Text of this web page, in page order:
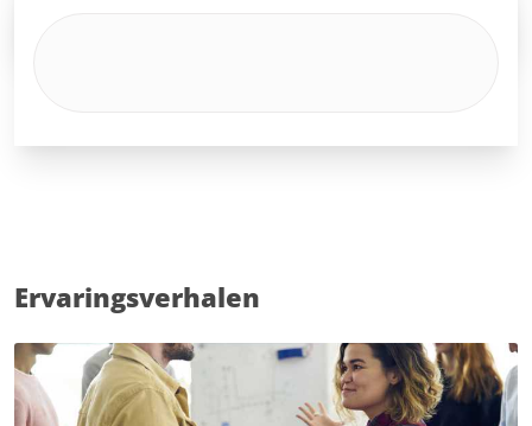
Ervaringsverhalen